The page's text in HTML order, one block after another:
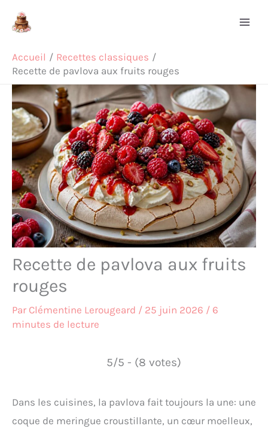
Accueil
Recettes classiques
Recette de pavlova aux fruits rouges
Recette de pavlova aux fruits
rouges
Par Clémentine Lerougeard / 25 juin 2026 / 6
minutes de lecture
5/5 - (8 votes)
Dans les cuisines, la pavlova fait toujours la une: une
coque de meringue croustillante, un cœur moelleux,
Rechercher